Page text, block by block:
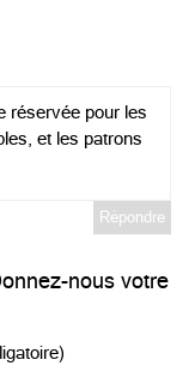
réservée pour les
et les patrons
Répondre
nous votre